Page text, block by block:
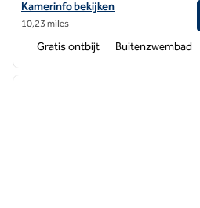
Bekijk hoteldetails voor Homewood
Kamerinfo bekijken
10,23 miles
Gratis ontbijt Buitenzwembad
1 van 12